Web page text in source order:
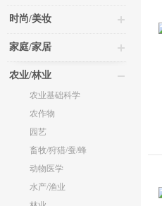
时尚/美妆
家庭/家居
农业/林业
农业基础科学
农作物
园艺
畜牧/狩猎/蚕/蜂
动物医学
水产/渔业